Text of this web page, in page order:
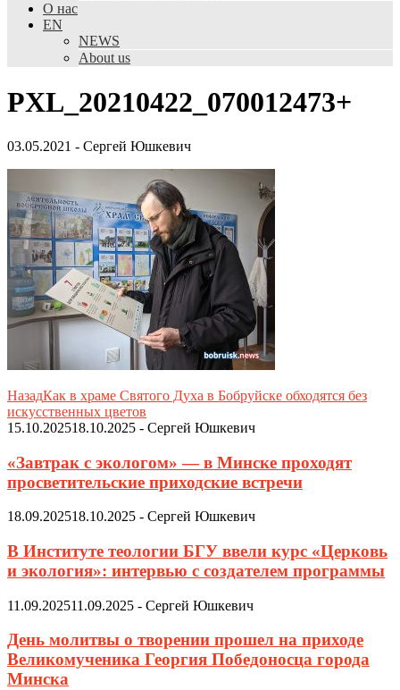
О нас
EN
NEWS
About us
PXL_20210422_070012473+
03.05.2021 - Сергей Юшкевич
НазадКак в храме Святого Духа в Бобруйске обходятся без
искусственных цветов
15.10.202518.10.2025 - Сергей Юшкевич
«Завтрак с экологом» — в Минске проходят
просветительские приходские встречи
18.09.202518.10.2025 - Сергей Юшкевич
В Институте теологии БГУ ввели курс «Церковь
и экология»: интервью с создателем программы
11.09.202511.09.2025 - Сергей Юшкевич
День молитвы о творении прошел на приходе
Великомученика Георгия Победоносца города
Минска